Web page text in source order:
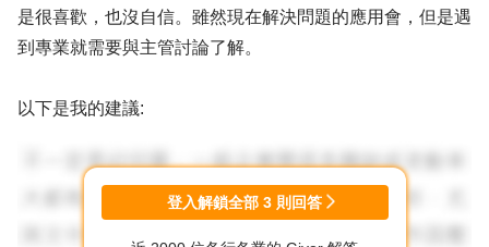
是很喜歡，也沒自信。雖然現在解決問題的應用會，但是遇
到專業就需要與主管討論了解。
以下是我的建議:
1. 有關職務輪調不會調薪, 表示你輪調工作的內容與難度與
前一份工作是一樣的,所以主管就找不到需要加薪的理由,但
我認為你有輪調機會,就表示你現行工作表現不錯,所以主管
登入解鎖全部 3 則回答